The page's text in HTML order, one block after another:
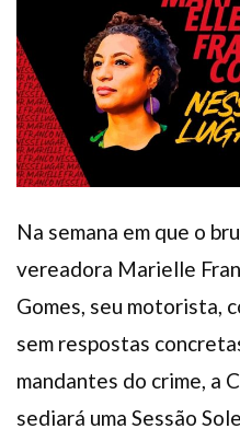
Na semana em que o
vereadora Marielle
Gomes, seu motorista,
sem respostas
mandantes do crime, a
sediará uma Sessão